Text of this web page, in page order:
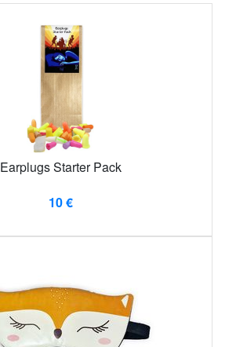
Earplugs Starter Pack
10 €